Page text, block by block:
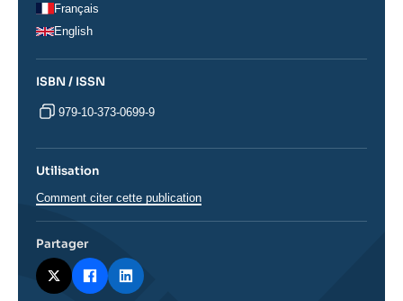
Français
English
ISBN / ISSN
979-10-373-0699-9
Utilisation
Comment citer cette publication
Partager